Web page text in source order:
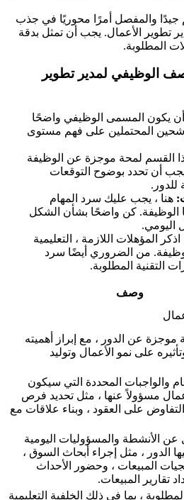
والمفصل أمرًا محوريًا في جذب
تطوير الأعمال. يجب أن تمثل بدقة
المطلوبة.
الوظيفي لمدير تطوير
يكون المسمى الوظيفي واضحًا
المحتملين على فهم مستوى
القسم لمحة موجزة عن الوظيفة
أن تحدد بوضوح التوقعات
للدور.
هنا ، يجب عليك سرد المهام
الوظيفة. كن واضحًا بشأن الشكل
اليومي.
اذكر المؤهلات اللازمة ، التعليمية
من الضروري أيضًا سرد
التقنية المطلوبة.
وصف
عن الدور ، مع إبراز أهميته
على نمو الأعمال وتوليد
والواجبات المحددة التي سيكون
مسؤولاً عنها ، مثل تحديد فرص
على العقود ، وبناء علاقات مع
عن الأنشطة والمسؤوليات اليومية
الدور ، مثل إجراء أبحاث السوق ،
المبيعات ، وحضور الأحداث
تقارير المبيعات.
، بما في ذلك الخلفية التعليمية